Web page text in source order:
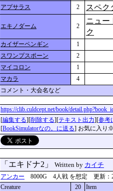
アプサラス 2 スペク
エキノダーム 2
ニュー
ク
カイザーペンギン
1
スワンプスポーン
2
マイコロン
1
マカラ
4
コメント・大会名など
https://clib.culdcept.net/book/
[編集する][削除する][テキスト出力][参考
[BookSimulatorなの。に送る] お気に入り:0
「エキドナ2」 Written by カイチ
アンカー 8000G 4人戦 を想定 更新：
Creature
20 Item